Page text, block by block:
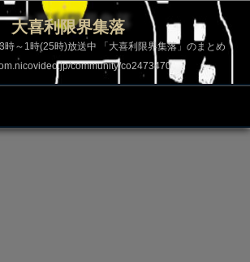
大喜利限界集落
時～1時(25時)放送中 「大喜利限界集落」のまとめ
community/co2473470